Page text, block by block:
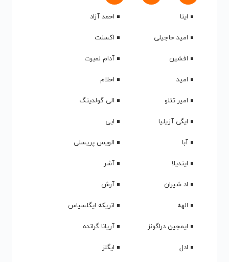
اینا
احمد آزاد
امید حاجیلی
اکسنت
افشین
آدام لمبرت
امید
احلام
امیر تتلو
الی گولدینگ
ایگی آزیلیا
ابی
آبا
الویس پریسلی
ایندیلا
آشر
اد شیران
آرش
الهه
انریکه ایگلسیاس
ایمجین دراگونز
آریانا گرانده
ادل
ایگلز